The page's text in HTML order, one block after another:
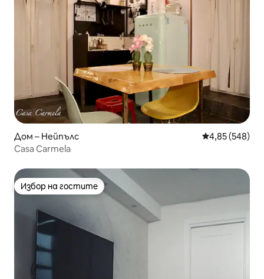
Дом – Нейпълс Средна
4,85 (548)
Casa Carmela
Избор на гостите
Избор на гостите